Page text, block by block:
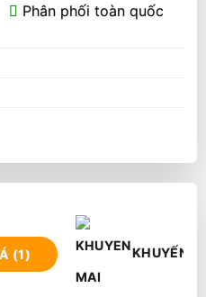
Phân phối toàn quốc
(1) KHUYẾN